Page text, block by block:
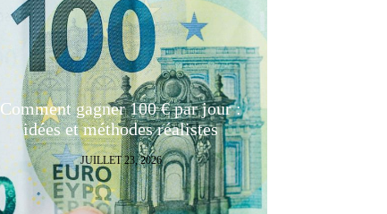
Comment gagner 100 € par jour :
idées et méthodes réalistes
JUILLET 23, 2026